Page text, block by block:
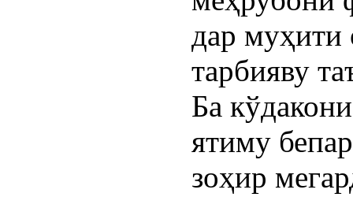
дар муҳити
тарбияву
Ба
ятиму
зоҳир